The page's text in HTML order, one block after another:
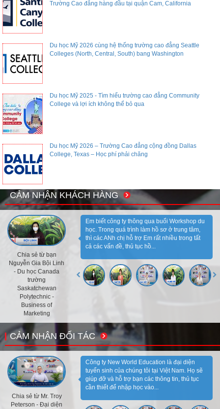
Trường Cao đẳng hàng đầu tại quận Cam, California
Du học Mỹ 2026 cùng hệ thống trường cao đẳng Seattle
Colleges (North, Central, South) bang Washington
Du học Mỹ 2025 - Tìm hiểu trường cao đẳng Community
College và lợi ích không thể bỏ qua
Du học Mỹ 2026 – Trường Cao đẳng cộng đồng Dallas
College, Texas – Học phí phải chăng
CẢM NHẬN KHÁCH HÀNG
Chia sẻ từ bạn
Nguyễn Gia Bội Linh
- Du học Canada
trường
Saskatchewan
Polytechnic -
Business of
Marketing
Em biết công ty thông qua buổi Workshop du
học. Trong quá trình làm hồ sơ ở trung tâm,
thì các ANh chị hỗ trợ Em rất nhiều trong tất
cả các vấn đề, thủ tục hồ...
CẢM NHẬN ĐỐI TÁC
Chia sẻ từ Mr. Troy
Peterson - Đại diện
Công ty New World Education là đại diện
tuyển sinh của chúng tôi tại Việt Nam. Họ sẽ
giúp đỡ và hỗ trợ bạn các thông tin, thủ tục
cần thiết để nhập học vào...